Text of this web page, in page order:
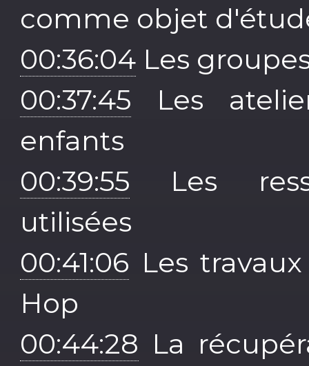
comme objet
00:36:04 Les
00:37:45 Les
enfants
00:39:55 Les
utilisées
00:41:06 Les
Hop
00:44:28 La